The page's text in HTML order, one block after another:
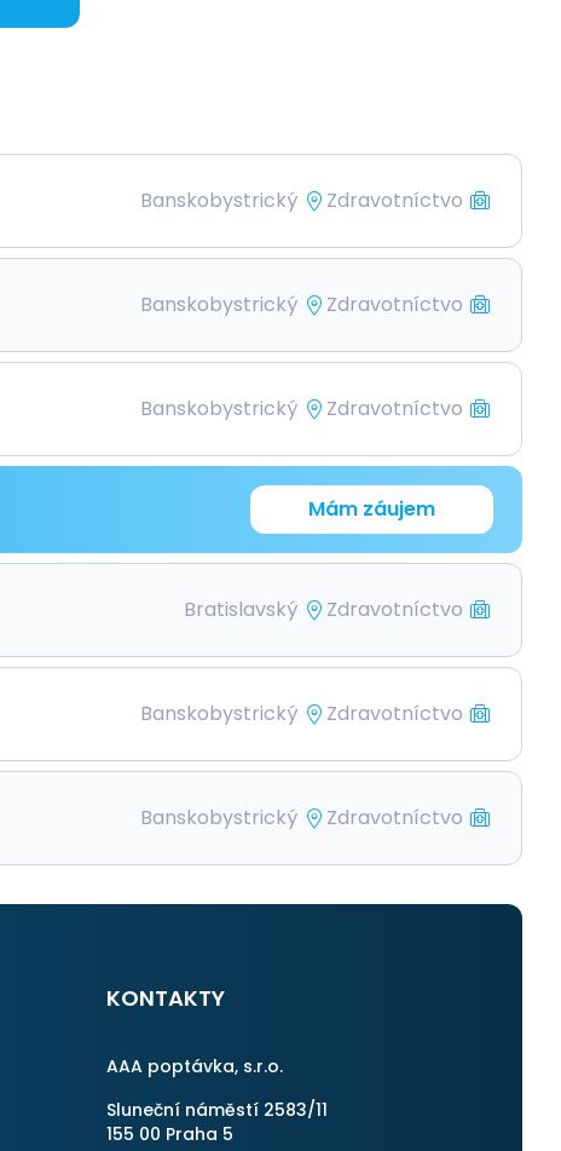
Banskobystrický Zdravotníctvo
Banskobystrický Zdravotníctvo
Banskobystrický Zdravotníctvo
Mám záujem
Bratislavský Zdravotníctvo
Banskobystrický Zdravotníctvo
Banskobystrický Zdravotníctvo
KONTAKTY
AAA poptávka, s.r.o.
Sluneční náměstí 2583/11
155 00 Praha 5